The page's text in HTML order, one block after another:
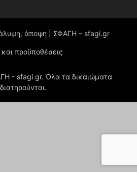
άποψη | ΣΦΑΓΗ – sfagi.gr
προϋποθέσεις
- sfagi.gr. Όλα τα δικαιώματα
διατηρούνται.